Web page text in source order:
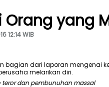
Orang yang
12:14 WIB
teror dan pembunuhan massal